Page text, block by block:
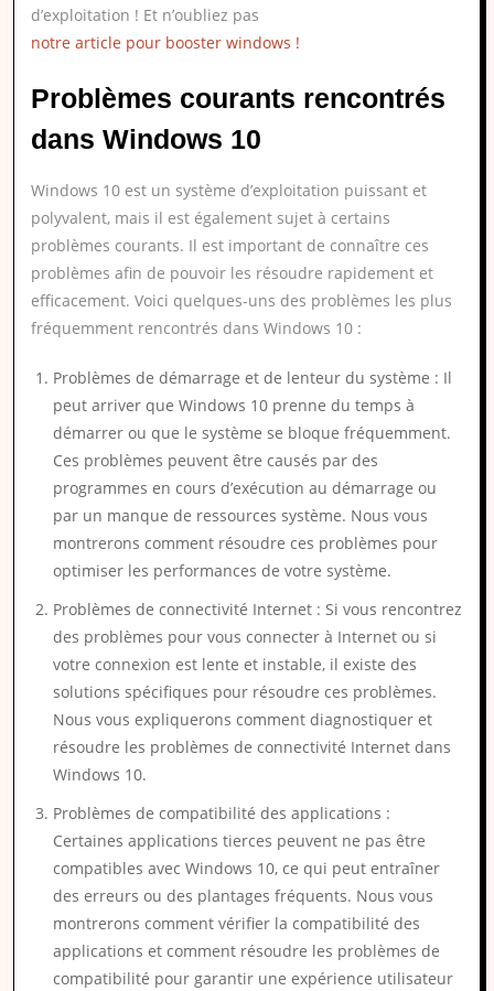
d’exploitation ! Et n’oubliez pas
notre article pour booster windows !
Problèmes courants rencontrés
dans Windows 10
Windows 10 est un système d’exploitation puissant et
polyvalent, mais il est également sujet à certains
problèmes courants. Il est important de connaître ces
problèmes afin de pouvoir les résoudre rapidement et
efficacement. Voici quelques-uns des problèmes les plus
fréquemment rencontrés dans Windows 10 :
Problèmes de démarrage et de lenteur du système : Il
peut arriver que Windows 10 prenne du temps à
démarrer ou que le système se bloque fréquemment.
Ces problèmes peuvent être causés par des
programmes en cours d’exécution au démarrage ou
par un manque de ressources système. Nous vous
montrerons comment résoudre ces problèmes pour
optimiser les performances de votre système.
Problèmes de connectivité Internet : Si vous rencontrez
des problèmes pour vous connecter à Internet ou si
votre connexion est lente et instable, il existe des
solutions spécifiques pour résoudre ces problèmes.
Nous vous expliquerons comment diagnostiquer et
résoudre les problèmes de connectivité Internet dans
Windows 10.
Problèmes de compatibilité des applications :
Certaines applications tierces peuvent ne pas être
compatibles avec Windows 10, ce qui peut entraîner
des erreurs ou des plantages fréquents. Nous vous
montrerons comment vérifier la compatibilité des
applications et comment résoudre les problèmes de
compatibilité pour garantir une expérience utilisateur